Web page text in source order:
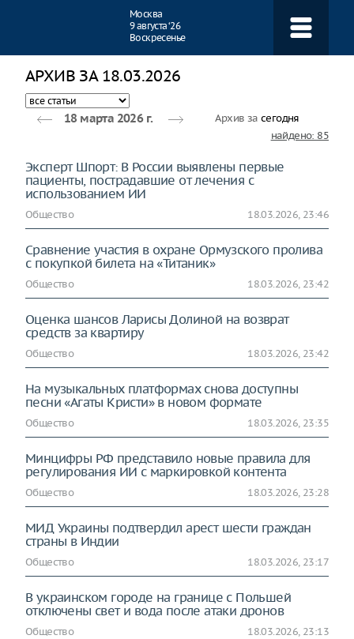
Москва
9 августа ‘26
Воскресенье
АРХИВ ЗА 18.03.2026
18 марта 2026 г. Архив засегодня
найдено: 85
Эксперт Шпорт: В России выявлены первые
пациенты, пострадавшие от лечения с
использованием ИИ
Общество 18.03.2026, 23:46
Сравнение участия в охране Ормузского пролива
с покупкой билета на «Титаник»
Общество 18.03.2026, 23:42
Оценка шансов Ларисы Дoлиной на возврат
средств за квартиру
Общество 18.03.2026, 23:42
На музыкальных платформах снова доступны
песни «Агаты Кристи» в новом формате
Общество 18.03.2026, 23:35
Минцифры РФ представило новые правила для
регулирования ИИ с маркировкой контента
Общество 18.03.2026, 23:28
МИД Украины подтвердил арест шести граждан
страны в Индии
Общество 18.03.2026, 23:17
В украинском городе на границе с Польшей
отключены свет и вода после атаки дронов
Общество 18.03.2026, 23:13